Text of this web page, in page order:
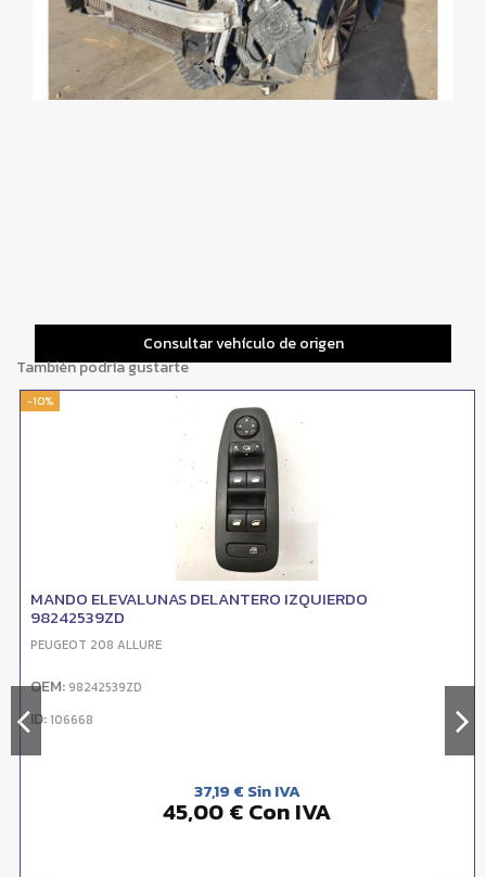
Consultar vehículo de origen
También podría gustarte
-10%
MANDO ELEVALUNAS DELANTERO IZQUIERDO
98242539ZD
PEUGEOT 208 ALLURE
OEM: 98242539ZD
ID:106668
37,19 € Sin IVA
45,00 € Con IVA